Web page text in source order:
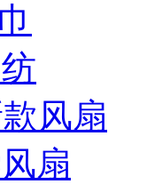
风扇
扇